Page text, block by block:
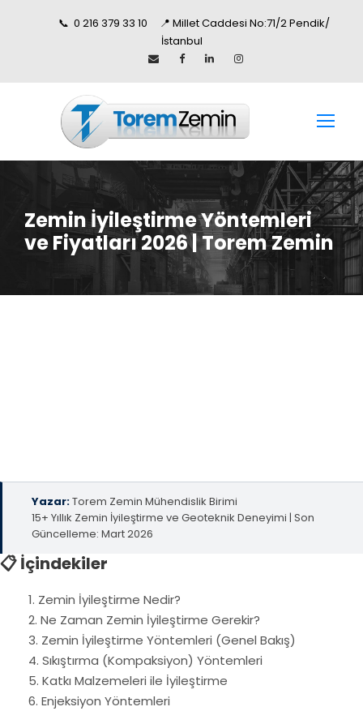
📞 0 216 379 33 10 📍 Millet Caddesi No:71/2 Pendik/
İstanbul
Zemin İyileştirme Yöntemleri
ve Fiyatları 2026 | Torem Zemin
Yazar:Torem Zemin Mühendislik Birimi
15+ Yıllık Zemin İyileştirme ve Geoteknik Deneyimi | Son
Güncelleme: Mart 2026
📋 İçindekiler
1. Zemin İyileştirme Nedir?
2. Ne Zaman Zemin İyileştirme Gerekir?
3. Zemin İyileştirme Yöntemleri (Genel Bakış)
4. Sıkıştırma (Kompaksiyon) Yöntemleri
5. Katkı Malzemeleri ile İyileştirme
6. Enjeksiyon Yöntemleri